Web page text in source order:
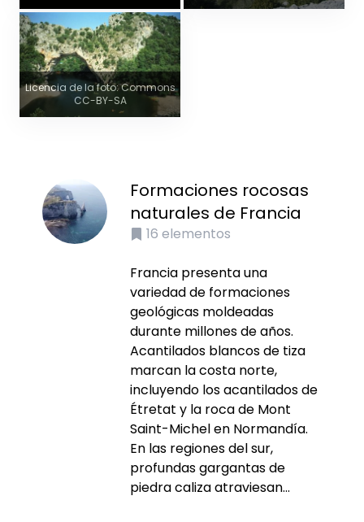
Licencia de la foto: Commons
CC-BY-SA
Formaciones rocosas
naturales de Francia
16 elementos
Francia presenta una
variedad de formaciones
geológicas moldeadas
durante millones de años.
Acantilados blancos de tiza
marcan la costa norte,
incluyendo los acantilados de
Étretat y la roca de Mont
Saint-Michel en Normandía.
En las regiones del sur,
profundas gargantas de
piedra caliza atraviesan...